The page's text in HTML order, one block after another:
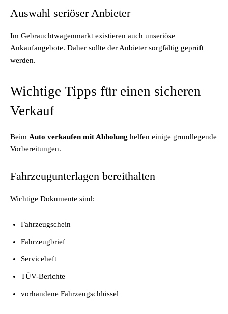
Auswahl seriöser Anbieter
Im Gebrauchtwagenmarkt existieren auch unseriöse
Ankaufangebote. Daher sollte der Anbieter sorgfältig geprüft
werden.
Wichtige Tipps für einen sicheren
Verkauf
Beim Auto verkaufen mit Abholung helfen einige grundlegende
Vorbereitungen.
Fahrzeugunterlagen bereithalten
Wichtige Dokumente sind:
Fahrzeugschein
Fahrzeugbrief
Serviceheft
TÜV-Berichte
vorhandene Fahrzeugschlüssel